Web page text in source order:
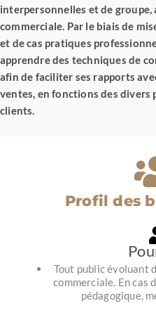
interpersonnelles et de
commerciale. Par le biais de
et de cas pratiques
apprendre des techniques de
afin de faciliter ses rapports
ventes, en fonctions des divers
clients.
Profil des
Tout public évoluant
commerciale. En cas
pédagogique,